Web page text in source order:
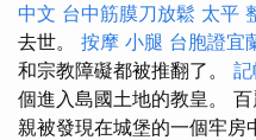
中文 台中筋膜刀放鬆 太平
去世。 按摩 小腿 台胞證宜
和宗教障礙都被推翻了。
個進入島國土地的教皇。
親被發現在城堡的一個牢房